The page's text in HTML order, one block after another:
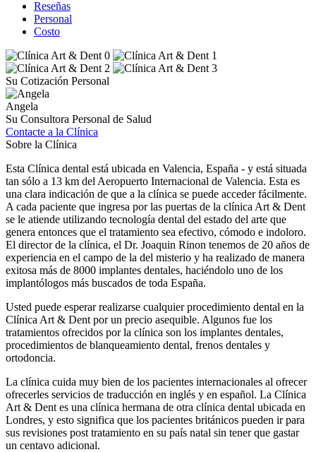
Reseñas
Personal
Costo
Su Cotización Personal
Angela
Su Consultora Personal de Salud
Contacte a la Clínica
Sobre la Clínica
Esta Clínica dental está ubicada en Valencia, España - y está situada
tan sólo a 13 km del Aeropuerto Internacional de Valencia. Esta es
una clara indicación de que a la clínica se puede acceder fácilmente.
A cada paciente que ingresa por las puertas de la clínica Art & Dent
se le atiende utilizando tecnología dental del estado del arte que
genera entonces que el tratamiento sea efectivo, cómodo e indoloro.
El director de la clínica, el Dr. Joaquin Rinon tenemos de 20 años de
experiencia en el campo de la del misterio y ha realizado de manera
exitosa más de 8000 implantes dentales, haciéndolo uno de los
implantólogos más buscados de toda España.
Usted puede esperar realizarse cualquier procedimiento dental en la
Clínica Art & Dent por un precio asequible. Algunos fue los
tratamientos ofrecidos por la clínica son los implantes dentales,
procedimientos de blanqueamiento dental, frenos dentales y
ortodoncia.
La clínica cuida muy bien de los pacientes internacionales al ofrecer
ofrecerles servicios de traducción en inglés y en español. La Clínica
Art & Dent es una clínica hermana de otra clínica dental ubicada en
Londres, y esto significa que los pacientes británicos pueden ir para
sus revisiones post tratamiento en su país natal sin tener que gastar
un centavo adicional.